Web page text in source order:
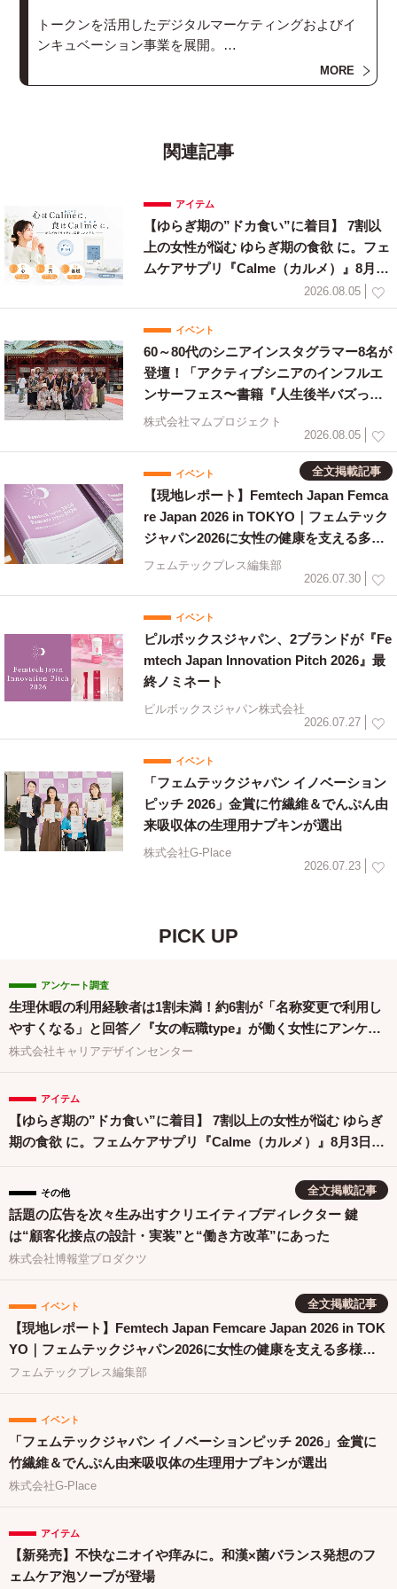
トークンを活用したデジタルマーケティングおよびイ
ンキュベーション事業を展開。
グローバルから日本、日本からグローバルへと投資家
や事業を繋ぎ、トークンやブロックチェーンの活用を
発を行う「Bridge」の提供。
ファンの応援を可視化するファンマーケティングツー
ル「YELLtum」の提供。
個人のパーソナルデータを本人同意のもとで取得し、
インセンティブとしてファントークンを付与する情報
銀行サービス「YELLDataBank」の提供。
およびファンド事業、マーケティング事業を展開。
『分散型の情報流通によって、境界のないビジネスマ
ーケットを創出する』ことを目指す。
MORE
関連記事
アイテム
【ゆらぎ期の”ドカ食い”に着目】 7割以
上の女性が悩む ゆらぎ期の食欲 に。フェ
ムケアサプリ『Calme（カルメ）』8月3
2026.08.05
イベント
60～80代のシニアインスタグラマー8名が
登壇！「アクティブシニアのインフルエ
ンサーフェス〜書籍『人生後半バズって
ます！』出版祝〜」を開催
株式会社マムプロジェクト
2026.08.05
イベント 全文掲載記事
【現地レポート】Femtech Japan Femca
re Japan 2026 in TOKYO｜フェムテック
ジャパン2026に女性の健康を支える多様
な取り組みが集結
フェムテックプレス編集部
2026.07.30
イベント
ピルボックスジャパン、2ブランドが『Fe
mtech Japan Innovation Pitch 2026』最
終ノミネート
ピルボックスジャパン株式会社
2026.07.27
イベント
「フェムテックジャパン イノベーション
ピッチ 2026」金賞に竹繊維＆でんぷん由
来吸収体の生理用ナプキンが選出
株式会社G-Place
2026.07.23
PICK UP
アンケート調査
生理休暇の利用経験者は1割未満！約6割が「名称変更で利用し
やすくなる」と回答／『女の転職type』が働く女性にアンケー
ト【第134回】
株式会社キャリアデザインセンター
アイテム
【ゆらぎ期の”ドカ食い”に着目】 7割以上の女性が悩む ゆらぎ
期の食欲 に。フェムケアサプリ『Calme（カルメ）』8月3日新
全文掲載記事
その他
話題の広告を次々生み出すクリエイティブディレクター 鍵
は“顧客化接点の設計・実装”と“働き方改革”にあった
株式会社博報堂プロダクツ
全文掲載記事
イベント
【現地レポート】Femtech Japan Femcare Japan 2026 in TOK
YO｜フェムテックジャパン2026に女性の健康を支える多様な
取り組みが集結
フェムテックプレス編集部
イベント
「フェムテックジャパン イノベーションピッチ 2026」金賞に
竹繊維＆でんぷん由来吸収体の生理用ナプキンが選出
株式会社G-Place
アイテム
【新発売】不快なニオイや痒みに。和漢×菌バランス発想のフ
ェムケア泡ソープが登場